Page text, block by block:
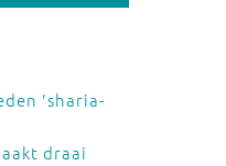
'sharia-
draai